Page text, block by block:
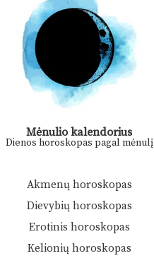
Mėnulio kalendorius
Dienos horoskopas pagal mėnulį
Akmenų horoskopas
Dievybių horoskopas
Erotinis horoskopas
Kelionių horoskopas